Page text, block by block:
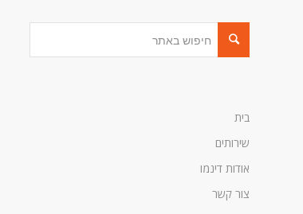
בית
שירותים
אודות דינמו
צור קשר